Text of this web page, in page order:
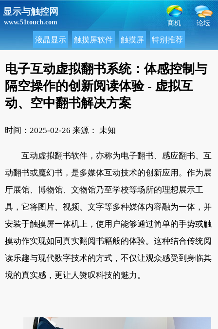
显示与触控网
www.51touch.com 商机 论坛
液晶显示 触摸屏软件 触摸屏 特别推荐
电子互动虚拟翻书系统：体感控制与
隔空操作的创新阅读体验 - 虚拟互
动、空中翻书解决方案
时间：2025-02-26 来源： 未知
互动虚拟翻书软件，亦称为电子翻书、感应翻书、互
动翻书或魔幻书，是多媒体互动技术的创新应用。作为展
厅展馆、博物馆、文物馆乃至学校等场所的理想展示工
具，它将图片、视频、文字等多种媒体内容融为一体，并
安装于触摸屏一体机上，使用户能够通过简单的手势或触
摸动作实现如同真实翻阅书籍般的体验。这种结合传统阅
读乐趣与现代数字技术的方式，不仅让观众感受到身临其
境的真实感，更让人赞叹科技的魅力。